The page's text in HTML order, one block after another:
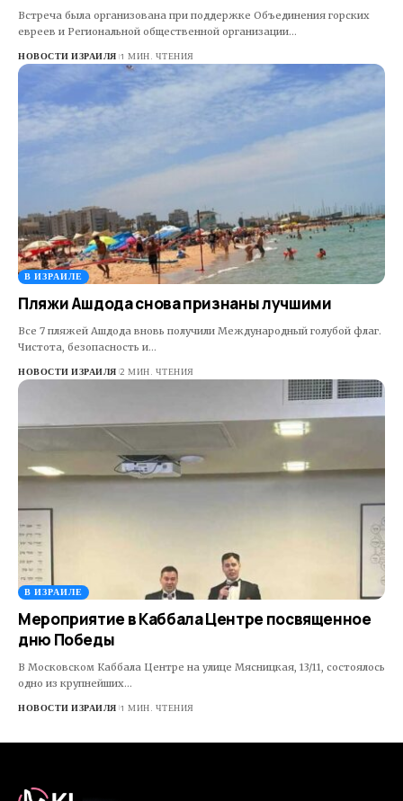
Встреча была организована при поддержке Объединения горских
евреев и Региональной общественной организации…
НОВОСТИ ИЗРАИЛЯ 1 МИН. ЧТЕНИЯ
В ИЗРАИЛЕ
Пляжи Ашдода снова признаны лучшими
Все 7 пляжей Ашдода вновь получили Международный голубой флаг.
Чистота, безопасность и…
НОВОСТИ ИЗРАИЛЯ 2 МИН. ЧТЕНИЯ
В ИЗРАИЛЕ
Мероприятие в Кaббaлa Центре посвященное
дню Победы
В Московском Каббала Центре на улице Мясницкая, 13/11, состоялось
одно из крупнейших…
НОВОСТИ ИЗРАИЛЯ 1 МИН. ЧТЕНИЯ